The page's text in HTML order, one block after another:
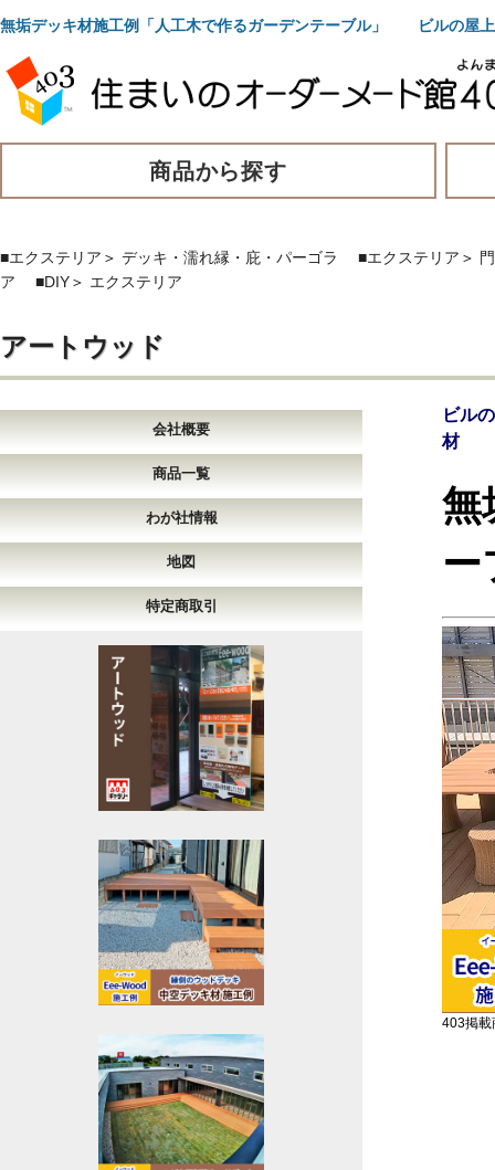
無垢デッキ材施工例「人工木で作るガーデンテーブル」 ビルの屋上
商品から探す
■エクステリア ＞ デッキ・濡れ縁・庇・パーゴラ ■エクステリア ＞
ア
■DIY＞ エクステリア
アートウッド
会社概要
商品一覧
わが社情報
地図
特定商取引
ビル
材
無
ー
403掲載